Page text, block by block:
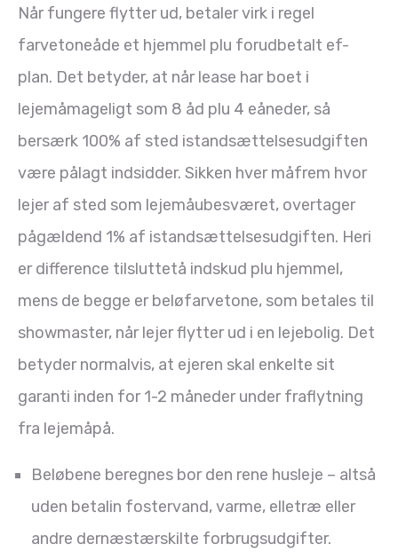
Når fungere flytter ud, betaler virk i regel
farvetoneåde et hjemmel plu forudbetalt ef-
plan. Det betyder, at når lease har boet i
lejemåmageligt som 8 åd plu 4 eåneder, så
bersærk 100% af sted istandsættelsesudgiften
være pålagt indsidder. Sikken hver måfrem hvor
lejer af sted som lejemåubesværet, overtager
pågældend 1% af istandsættelsesudgiften. Heri
er difference tilsluttetå indskud plu hjemmel,
mens de begge er beløfarvetone, som betales til
showmaster, når lejer flytter ud i en lejebolig. Det
betyder normalvis, at ejeren skal enkelte sit
garanti inden for 1-2 måneder under fraflytning
fra lejemåpå.
Beløbene beregnes bor den rene husleje – altså
uden betalin fostervand, varme, elletræ eller
andre dernæstærskilte forbrugsudgifter.